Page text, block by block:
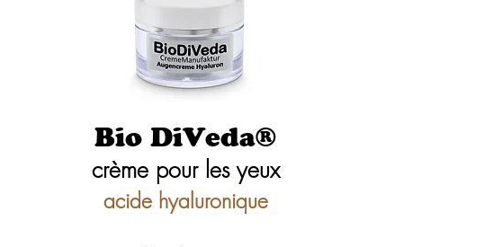
Bio DiVeda®
crème pour les yeux
acide hyaluronique